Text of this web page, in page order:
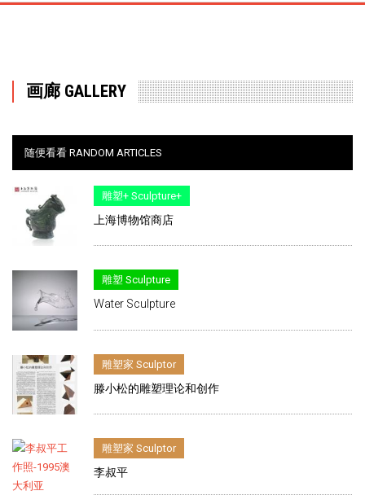
画廊 GALLERY
随便看看 RANDOM ARTICLES
雕塑+ Sculpture+
上海博物馆商店
雕塑 Sculpture
Water Sculpture
雕塑家 Sculptor
滕小松的雕塑理论和创作
雕塑家 Sculptor
李叔平